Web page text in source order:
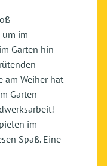
um im
Garten hin
am Weiher hat
Garten
im
Spaß. Eine